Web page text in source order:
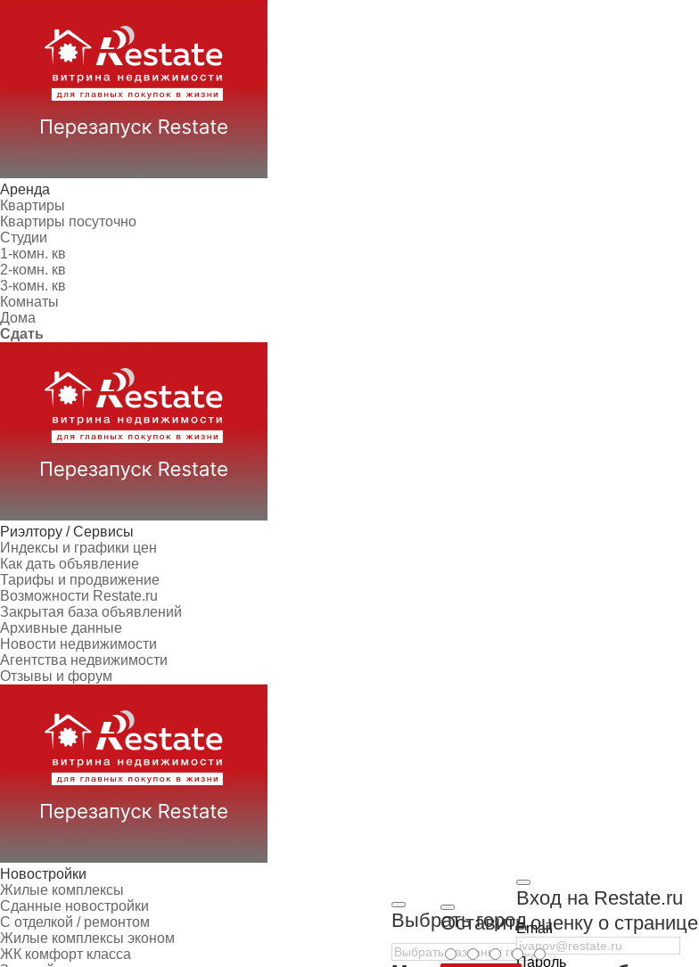
Аренда
Квартиры
Квартиры посуточно
Студии
1-комн. кв
2-комн. кв
3-комн. кв
Комнаты
Дома
Сдать
Риэлтору / Сервисы
Индексы и графики цен
Как дать объявление
Тарифы и продвижение
Возможности Restate.ru
Закрытая база объявлений
Архивные данные
Новости недвижимости
Агентства недвижимости
Отзывы и форум
Новостройки
Жилые комплексы
Сданные новостройки
С отделкой / ремонтом
Жилые комплексы эконом
ЖК комфорт класса
Выбрать город
Вход на Restate.ru
Email
Пароль
Оставить оценку о странице